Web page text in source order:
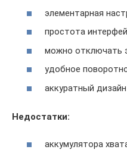
элементарная
простота
можно отключать
удобное
аккуратный
Недостатки:
аккумулятора